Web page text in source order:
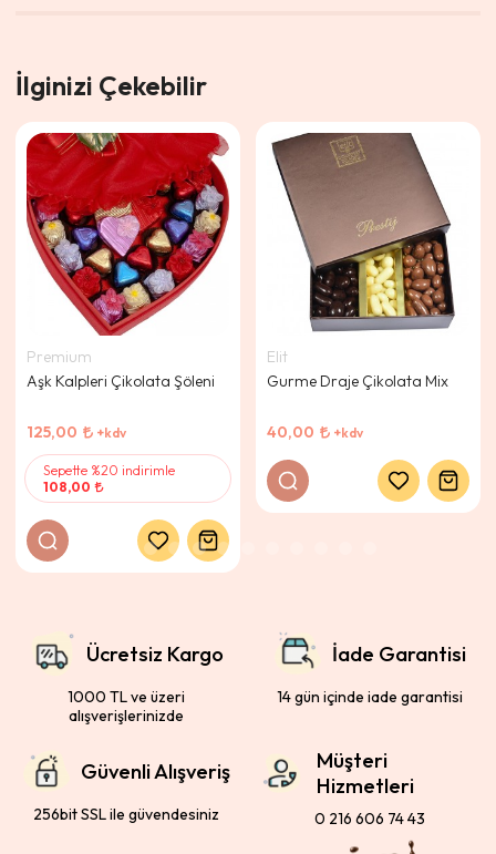
İlginizi Çekebilir
Premium
Aşk Kalpleri Çikolata Şöleni
125,00 +kdv
Sepette %20 indirimle
108,00
Elit
Gurme Draje Çikolata Mix
40,00 +kdv
Ücretsiz Kargo
1000 TL ve üzeri
alışverişlerinizde
İade Garantisi
14 gün içinde iade garantisi
Güvenli Alışveriş
256bit SSL ile güvendesiniz
Müşteri
Hizmetleri
0 216 606 74 43